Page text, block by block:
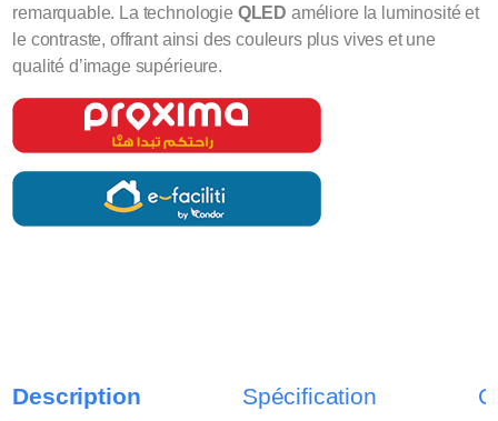
remarquable. La technologie QLED améliore la luminosité et
le contraste, offrant ainsi des couleurs plus vives et une
qualité d’image supérieure.
Description Spécification